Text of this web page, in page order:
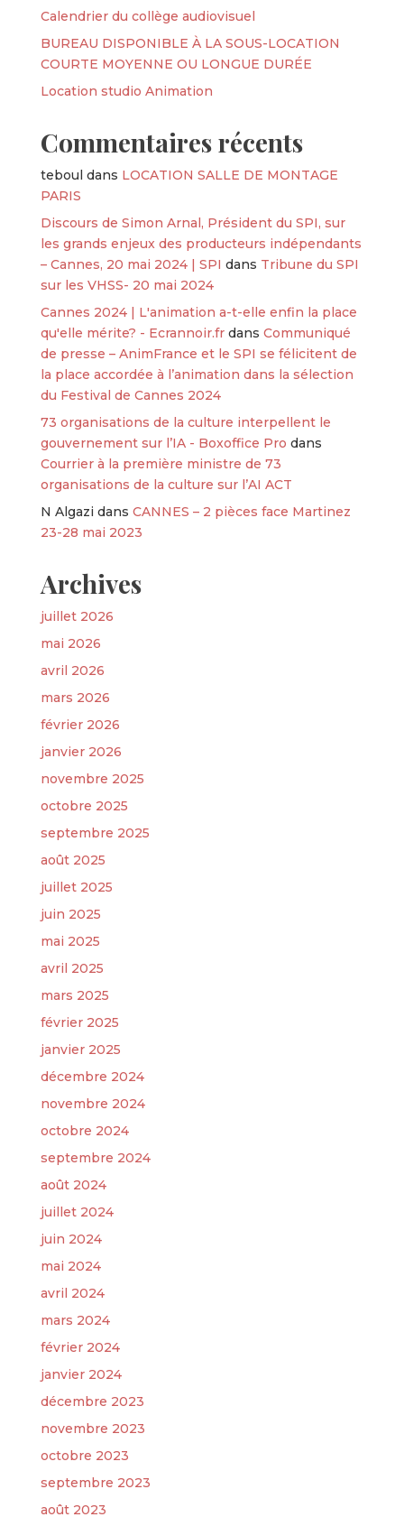
Calendrier du collège audiovisuel
BUREAU DISPONIBLE À LA SOUS-LOCATION
COURTE MOYENNE OU LONGUE DURÉE
Location studio Animation
Commentaires récents
teboul dans LOCATION SALLE DE MONTAGE
PARIS
Discours de Simon Arnal, Président du SPI, sur
les grands enjeux des producteurs indépendants
– Cannes, 20 mai 2024 | SPI dans Tribune du SPI
sur les VHSS- 20 mai 2024
Cannes 2024 | L'animation a-t-elle enfin la place
qu'elle mérite? - Ecrannoir.frdans Communiqué
de presse – AnimFrance et le SPI se félicitent de
la place accordée à l’animation dans la sélection
du Festival de Cannes 2024
73 organisations de la culture interpellent le
gouvernement sur l’IA - Boxoffice Pro dans
Courrier à la première ministre de 73
organisations de la culture sur l’AI ACT
N Algazi dans CANNES – 2 pièces face Martinez
23-28 mai 2023
Archives
juillet 2026
mai 2026
avril 2026
mars 2026
février 2026
janvier 2026
novembre 2025
octobre 2025
septembre 2025
août 2025
juillet 2025
juin 2025
mai 2025
avril 2025
mars 2025
février 2025
janvier 2025
décembre 2024
novembre 2024
octobre 2024
septembre 2024
août 2024
juillet 2024
juin 2024
mai 2024
avril 2024
mars 2024
février 2024
janvier 2024
décembre 2023
novembre 2023
octobre 2023
septembre 2023
août 2023